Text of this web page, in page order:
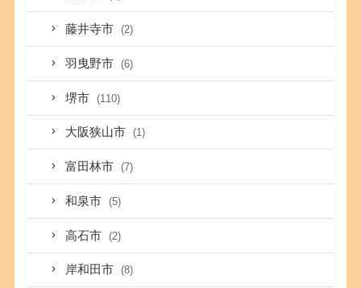
藤井寺市 (2)
羽曳野市 (6)
堺市 (110)
大阪狭山市 (1)
富田林市 (7)
和泉市 (5)
高石市 (2)
岸和田市 (8)